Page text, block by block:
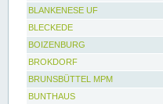
BLANKENESE UF
BLECKEDE
BOIZENBURG
BROKDORF
BRUNSBÜTTEL MPM
BUNTHAUS